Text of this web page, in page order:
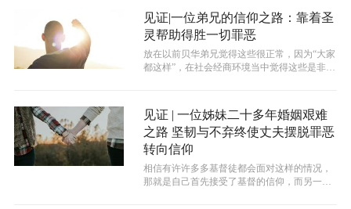
见证|一位弟兄的信仰之路：靠着圣
灵帮助得胜一切罪恶
放在以前贝华弟兄觉得这些很正常，因为“大家
都这样”，在社会经商环境当中觉得这些是非常
见证 | 一位姊妹二十多年婚姻艰难
之路 坚韧与不弃终使丈夫摆脱罪恶
转向信仰
相信有许许多多基督徒都会面对这样的情况，
那就是自己首先接受了基督的信仰，而另一半